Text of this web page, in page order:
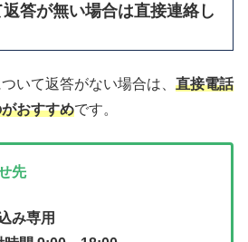
答が無い場合は直接連絡し
いて返答がない場合は、 直接電話
おすすめです。
先
み専用